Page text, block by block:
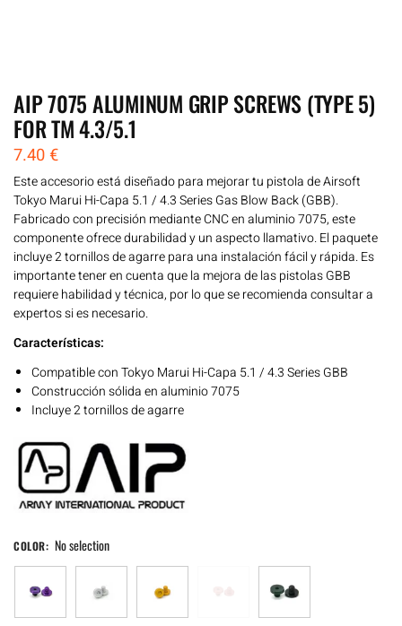
AIP 7075 ALUMINUM GRIP SCREWS (TYPE 5)
FOR TM 4.3/5.1
7.40€
Este accesorio está diseñado para mejorar tu pistola de Airsoft
Tokyo Marui Hi-Capa 5.1 / 4.3 Series Gas Blow Back (GBB).
Fabricado con precisión mediante CNC en aluminio 7075, este
componente ofrece durabilidad y un aspecto llamativo. El paquete
incluye 2 tornillos de agarre para una instalación fácil y rápida. Es
importante tener en cuenta que la mejora de las pistolas GBB
requiere habilidad y técnica, por lo que se recomienda consultar a
expertos si es necesario.
Características:
Compatible con Tokyo Marui Hi-Capa 5.1 / 4.3 Series GBB
Construcción sólida en aluminio 7075
Incluye 2 tornillos de agarre
COLOR: No selection